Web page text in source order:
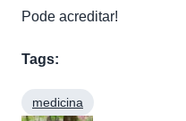
Pode acreditar!
Tags:
medicina